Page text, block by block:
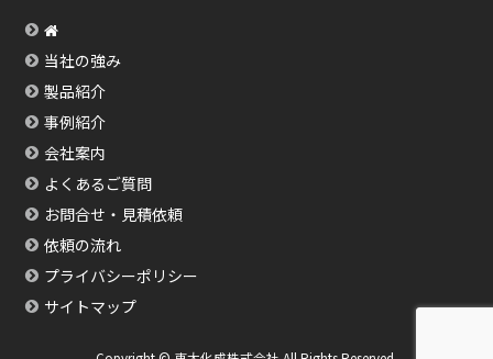
当社の強み
製品紹介
事例紹介
会社案内
よくあるご質問
お問合せ・見積依頼
依頼の流れ
プライバシーポリシー
サイトマップ